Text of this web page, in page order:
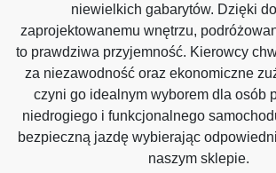
niewielkich gabarytów. Dzięki
zaprojektowanemu wnętrzu,
to prawdziwa przyjemność. Kierowcy
za niezawodność oraz ekonomiczne
czyni go idealnym wyborem dla osób
niedrogiego i funkcjonalnego
bezpieczną jazdę wybierając
naszym sklepie.